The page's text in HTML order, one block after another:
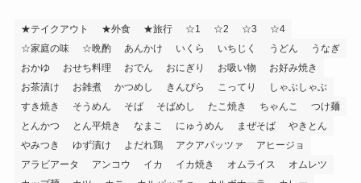
★テイクアウト ★外食 ★旅行 ☆1 ☆2 ☆3
☆4
☆家庭の味
☆晩酌 あんかけ いくら いちじく うどん
うなぎ
おかゆ
おせち料理 おでん おにぎり お吸い物
お好み焼き
お茶漬け
お雑煮 かつめし きんぴら こってり
しゃぶしゃぶ
すき焼き
そうめん そば そばめし たこ焼き ちゃんこ
つけ麺
とんかつ
とん平焼き なまこ にゅうめん まぜそば
やきとん
やみつき
ゆず漬け よだれ鶏 アクアパッツァ
アヒージョ
アラビアータ
アンコウ イカ イカ焼き オムライス
オムレツ